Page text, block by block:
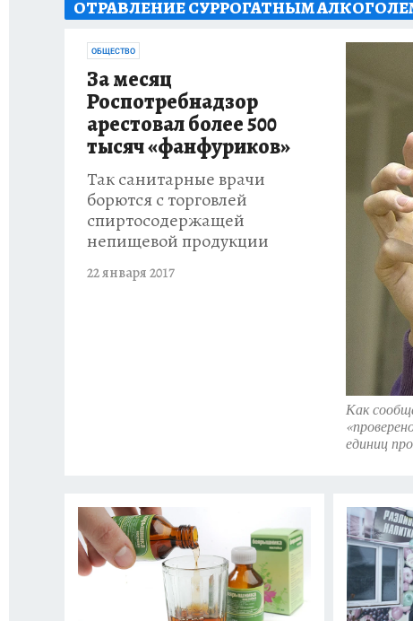
ИСПЫТАНО НА СЕБЕ
ОТРАВЛЕНИЕ СУРРОГАТНЫМ
Как
единиц
ОБЩЕСТВО
За месяц
Роспотребнадзор
арестовал более 500
тысяч «фанфуриков»
Так санитарные врачи
борются с торговлей
спиртосодержащей
непищевой продукции
22 января 2017